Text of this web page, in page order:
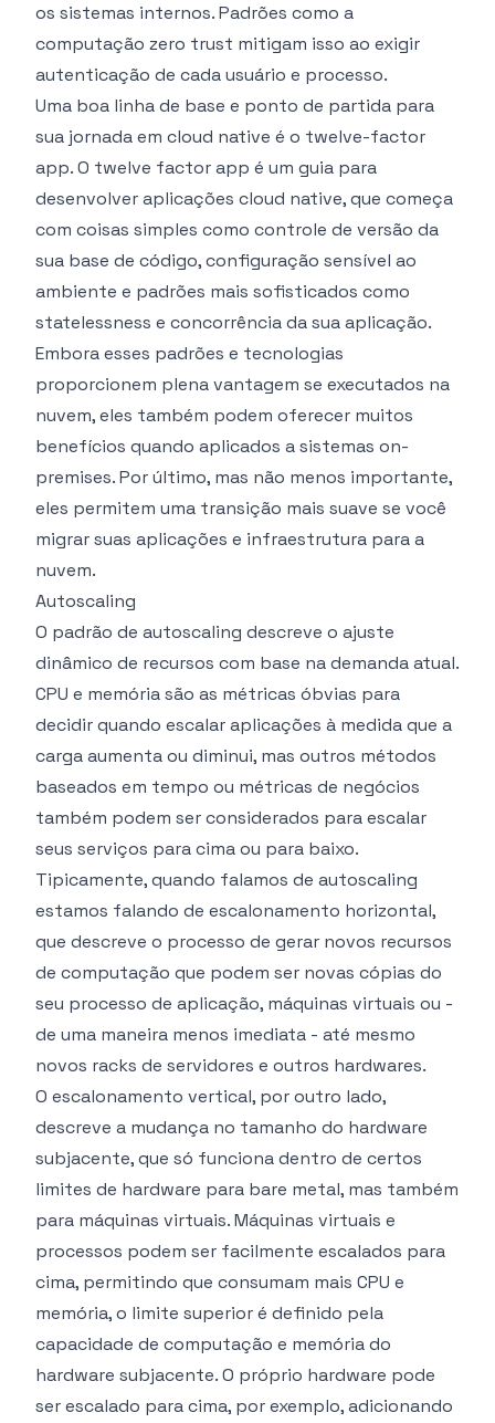
os sistemas internos. Padrões como a
computação zero trust mitigam isso ao exigir
autenticação de cada usuário e processo.
Uma boa linha de base e ponto de partida para
sua jornada em cloud native é o twelve-factor
app. O twelve factor app é um guia para
desenvolver aplicações cloud native, que começa
com coisas simples como controle de versão da
sua base de código, configuração sensível ao
ambiente e padrões mais sofisticados como
statelessness e concorrência da sua aplicação.
Embora esses padrões e tecnologias
proporcionem plena vantagem se executados na
nuvem, eles também podem oferecer muitos
benefícios quando aplicados a sistemas on-
premises. Por último, mas não menos importante,
eles permitem uma transição mais suave se você
migrar suas aplicações e infraestrutura para a
nuvem.
Autoscaling
O padrão de autoscaling descreve o ajuste
dinâmico de recursos com base na demanda atual.
CPU e memória são as métricas óbvias para
decidir quando escalar aplicações à medida que a
carga aumenta ou diminui, mas outros métodos
baseados em tempo ou métricas de negócios
também podem ser considerados para escalar
seus serviços para cima ou para baixo.
Tipicamente, quando falamos de autoscaling
estamos falando de escalonamento horizontal,
que descreve o processo de gerar novos recursos
de computação que podem ser novas cópias do
seu processo de aplicação, máquinas virtuais ou -
de uma maneira menos imediata - até mesmo
novos racks de servidores e outros hardwares.
O escalonamento vertical, por outro lado,
descreve a mudança no tamanho do hardware
subjacente, que só funciona dentro de certos
limites de hardware para bare metal, mas também
para máquinas virtuais. Máquinas virtuais e
processos podem ser facilmente escalados para
cima, permitindo que consumam mais CPU e
memória, o limite superior é definido pela
capacidade de computação e memória do
hardware subjacente. O próprio hardware pode
ser escalado para cima, por exemplo, adicionando